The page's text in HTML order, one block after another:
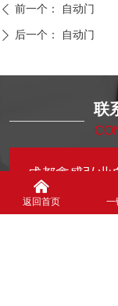
ꄴ 前一个： 自动门
ꄲ 后一个： 自动门
联
成都鑫盛弘业
낀
返回首页 一